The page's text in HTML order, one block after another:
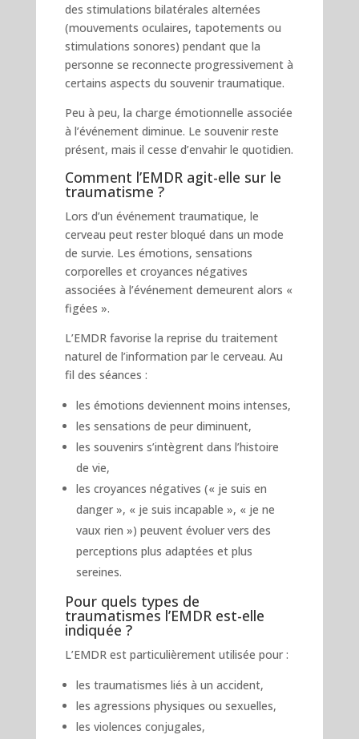
des stimulations bilatérales alternées
(mouvements oculaires, tapotements ou
stimulations sonores) pendant que la
personne se reconnecte progressivement à
certains aspects du souvenir traumatique.
Peu à peu, la charge émotionnelle associée
à l’événement diminue. Le souvenir reste
présent, mais il cesse d’envahir le quotidien.
Comment l’EMDR agit-elle sur le
traumatisme ?
Lors d’un événement traumatique, le
cerveau peut rester bloqué dans un mode
de survie. Les émotions, sensations
corporelles et croyances négatives
associées à l’événement demeurent alors «
figées ».
L’EMDR favorise la reprise du traitement
naturel de l’information par le cerveau. Au
fil des séances :
les émotions deviennent moins intenses,
les sensations de peur diminuent,
les souvenirs s’intègrent dans l’histoire
de vie,
les croyances négatives (« je suis en
danger », « je suis incapable », « je ne
vaux rien ») peuvent évoluer vers des
perceptions plus adaptées et plus
sereines.
Pour quels types de
traumatismes l’EMDR est-elle
indiquée ?
L’EMDR est particulièrement utilisée pour :
les traumatismes liés à un accident,
les agressions physiques ou sexuelles,
les violences conjugales,